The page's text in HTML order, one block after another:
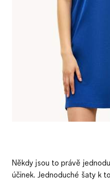
Někdy jsou to právě
účinek. Jednoduché šaty k